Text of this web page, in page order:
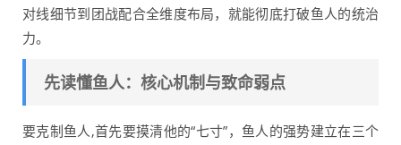
对线细节到团战配合全维度布局，就能彻底打破鱼人的统治
力。
先读懂鱼人：核心机制与致命弱点
要克制鱼人,首先要摸清他的“七寸”，鱼人的强势建立在三个